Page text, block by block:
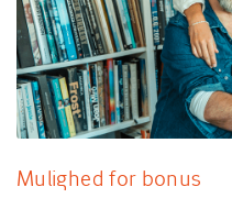
Mulighed for bonus